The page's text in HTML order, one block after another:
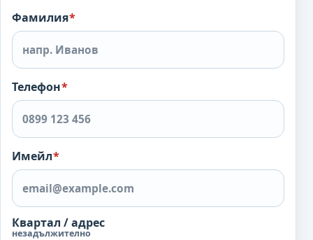
Фамилия*
Телефон*
Имейл*
Квартал / адрес
незадължително